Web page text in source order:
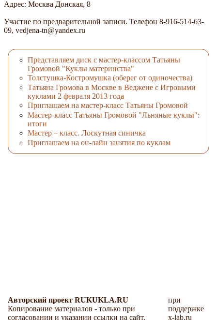
Адрес: Москва Донская, 8
Участие по предварительной записи. Телефон 8-916-514-63-
09, vedjena-tn@yandex.ru
Представляем диск с мастер-классом Татьяны
Громовой "Куклы материнства"
Толстушка-Костромушка (оберег от одиночества)
Татьяна Громова в Москве в Веджене с Игровыми
куклами 2 февраля 2013 года
Приглашаем на мастер-класс Татьяны Громовой
Мастер-класс Татьяны Громовой "Льняные куклы":
итоги
Мастер – класс. Лоскутная синичка
Приглашаем на он-лайн занятия по куклам
Авторский проект RUKUKLA.RU
Копирование материалов - только при
согласовании и указании ссылки на сайт.
при
поддержке
x-lab.ru